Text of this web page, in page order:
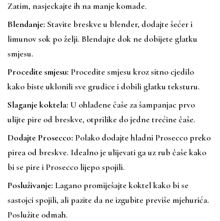
Zatim, nasjeckajte ih na manje komade.
Blendanje: Stavite breskve u blender, dodajte šećer i
limunov sok po želji. Blendajte dok ne dobijete glatku
smjesu.
Procedite smjesu: Procedite smjesu kroz sitno cjedilo
kako biste uklonili sve grudice i dobili glatku teksturu.
Slaganje koktela: U ohlađene čaše za šampanjac prvo
ulijte pire od breskve, otprilike do jedne trećine čaše.
Dodajte Prosecco: Polako dodajte hladni Prosecco preko
pirea od breskve. Idealno je ulijevati ga uz rub čaše kako
bi se pire i Prosecco lijepo spojili.
Posluživanje: Lagano promiješajte koktel kako bi se
sastojci spojili, ali pazite da ne izgubite previše mjehurića.
Poslužite odmah.